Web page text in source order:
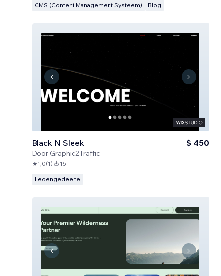
CMS (Content Management Systeem) Blog
Black N Sleek
Door Graphic2Traffic
$ 450
1,0(1) 15
Ledengedeelte